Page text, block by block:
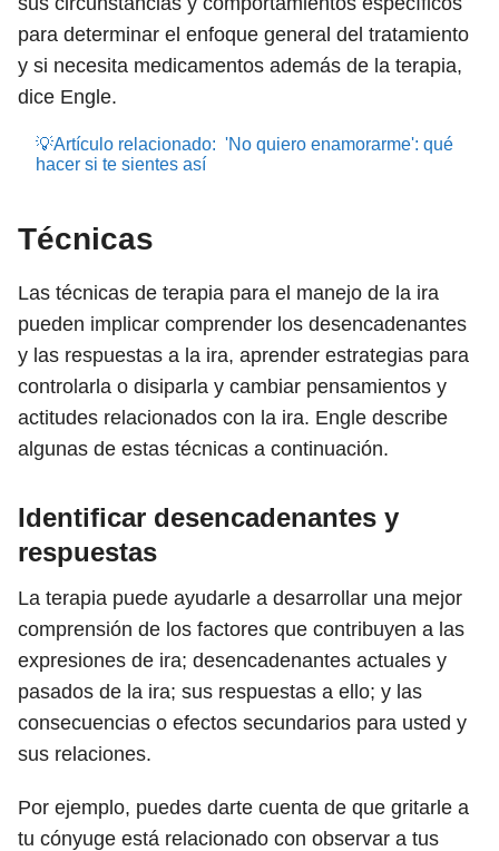
para determinar el enfoque general del tratamiento
y si necesita medicamentos además de la terapia,
dice Engle.
💡Artículo relacionado: 'No quiero enamorarme': qué
hacer si te sientes así
Técnicas
Las técnicas de terapia para el manejo de la ira
pueden implicar comprender los desencadenantes
y las respuestas a la ira, aprender estrategias para
controlarla o disiparla y cambiar pensamientos y
actitudes relacionados con la ira. Engle describe
algunas de estas técnicas a continuación.
Identificar desencadenantes y
respuestas
La terapia puede ayudarle a desarrollar una mejor
comprensión de los factores que contribuyen a las
expresiones de ira; desencadenantes actuales y
pasados ​​de la ira; sus respuestas a ello; y las
consecuencias o efectos secundarios para usted y
sus relaciones.
Por ejemplo, puedes darte cuenta de que gritarle a
tu cónyuge está relacionado con observar a tus